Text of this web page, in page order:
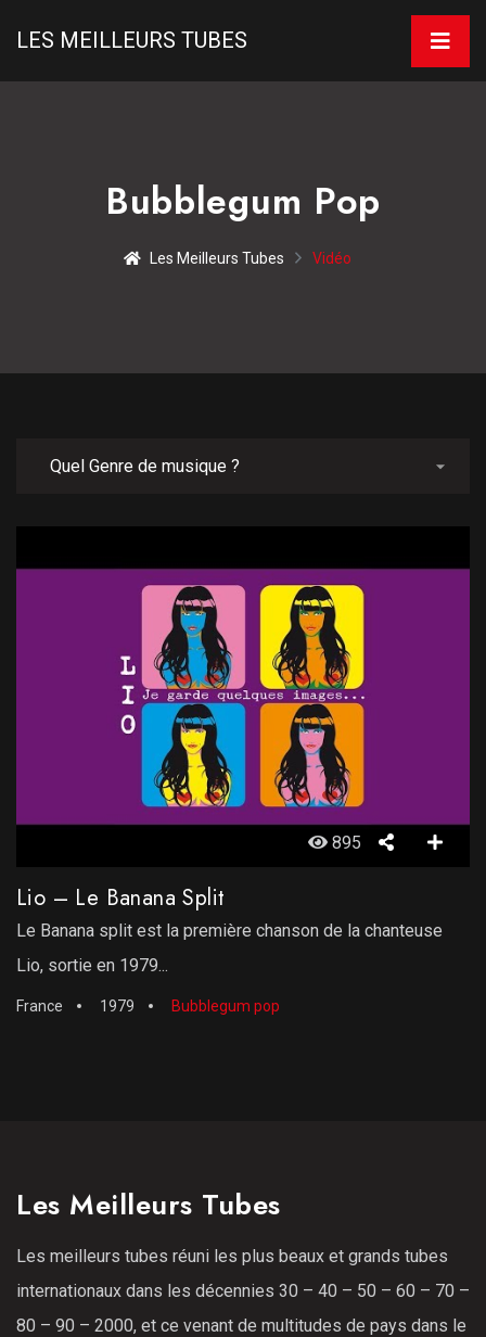
LES MEILLEURS TUBES
Bubblegum Pop
Les Meilleurs Tubes Vidéo
895
Lio – Le Banana Split
Le Banana split est la première chanson de la chanteuse
Lio, sortie en 1979...
France 1979 Bubblegum pop
Les Meilleurs Tubes
Les meilleurs tubes réuni les plus beaux et grands tubes
internationaux dans les décennies 30 – 40 – 50 – 60 – 70 –
80 – 90 – 2000, et ce venant de multitudes de pays dans le